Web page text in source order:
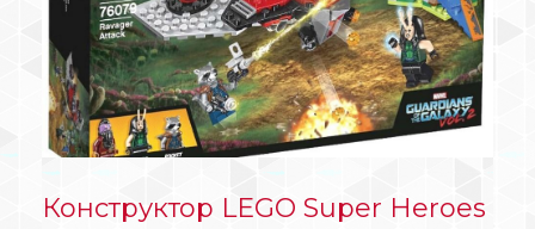
Конструктор LEGO Super Heroes